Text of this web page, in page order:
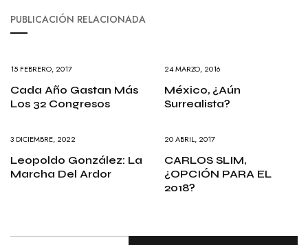
PUBLICACIÓN RELACIONADA
15 FEBRERO, 2017
Cada Año Gastan Más
Los 32 Congresos
24 MARZO, 2016
México, ¿aún
Surrealista?
3 DICIEMBRE, 2022
Leopoldo González: La
Marcha Del Ardor
20 ABRIL, 2017
CARLOS SLIM,
¿OPCIÓN PARA EL
2018?